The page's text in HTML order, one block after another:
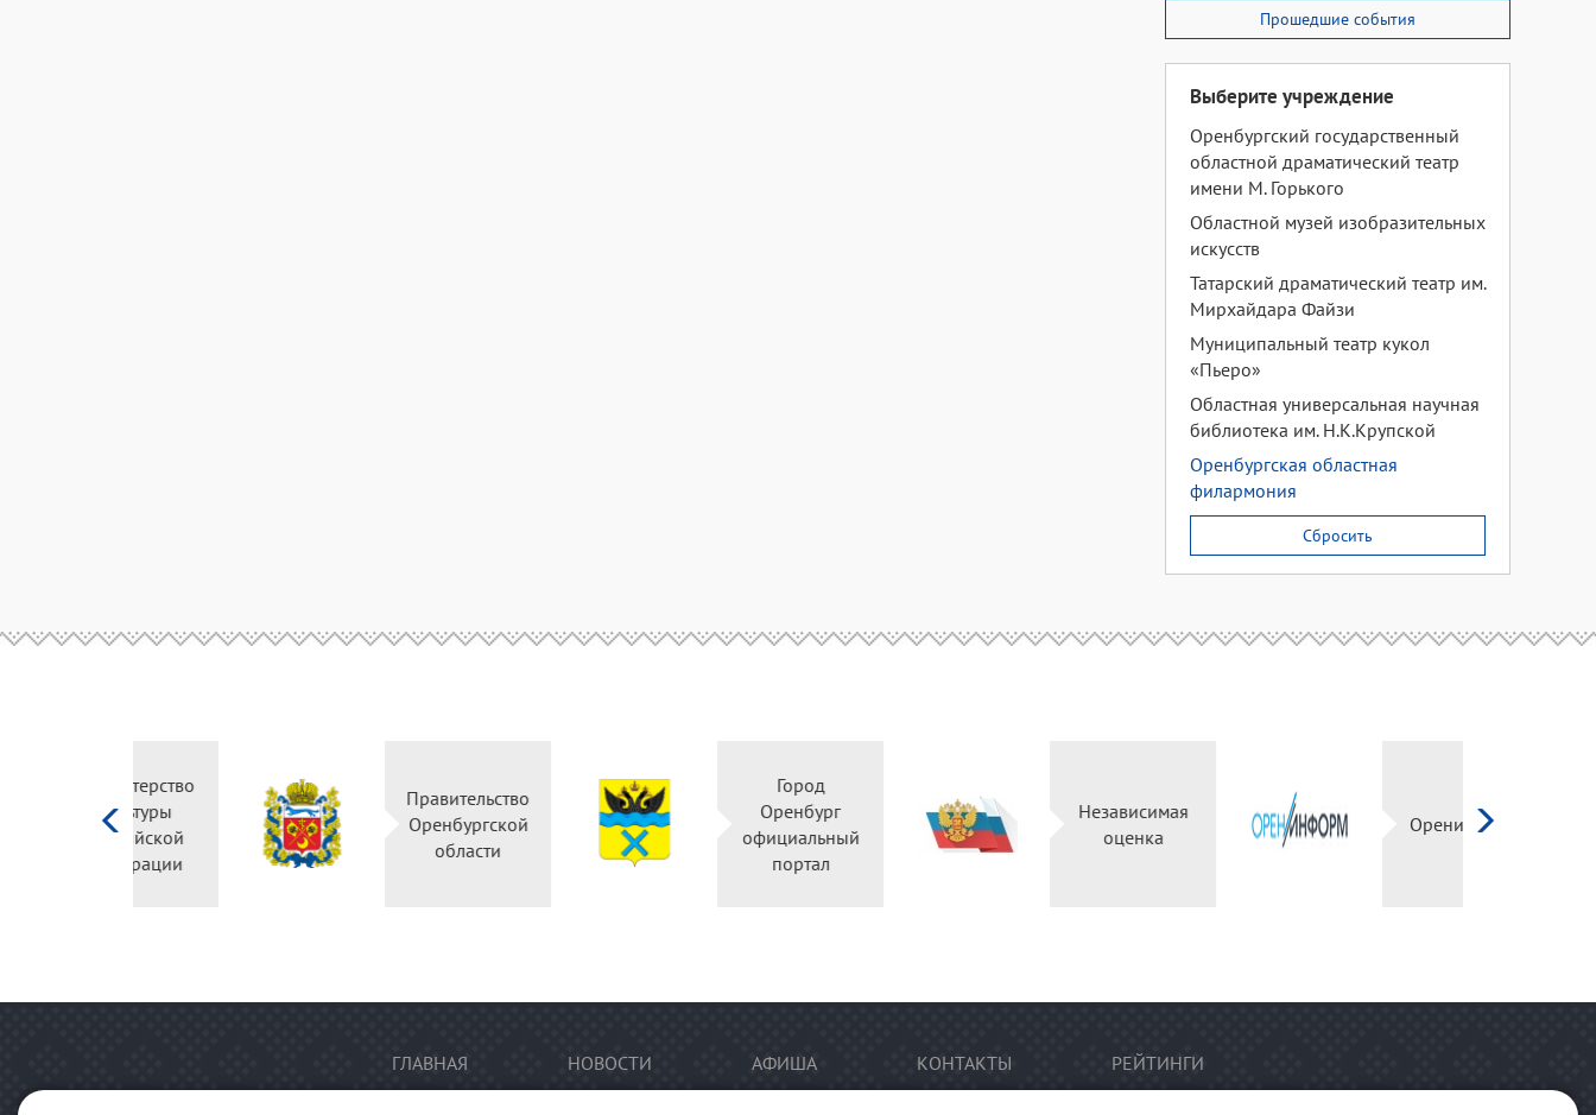
Прошедшие события
Выберите учреждение
Оренбургский государственный
областной драматический театр
имени М. Горького
Областной музей изобразительных
искусств
Татарский драматический театр им.
Мирхайдара Файзи
Муниципальный театр кукол
«Пьеро»
Областная универсальная научная
библиотека им. Н.К.Крупской
Оренбургская областная
филармония
Сбросить
Министерство
культуры
Российской
федерации
Правительство
Оренбургской
области
Оренбург
официальный
Независимая
оценка
ГЛАВНАЯ НОВОСТИ АФИША КОНТАКТЫ РЕЙТИНГИ